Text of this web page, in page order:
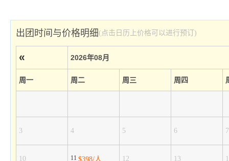
出团时间与价格明细(点击日历上价格可以进行预订)
« 2026年08月
周一 周二 周三 周四
3 4 5 6 7
10 11 $398/人 12 13